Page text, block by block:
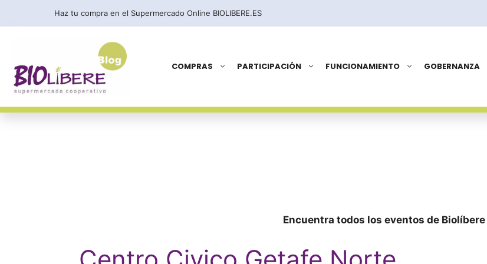
Haz tu compra en el Supermercado Online BIOLIBERE.ES
COMPRAS PARTICIPACIÓN FUNCIONAMIENTO GOBERNANZA
Encuentra todos los eventos de Biolíbere